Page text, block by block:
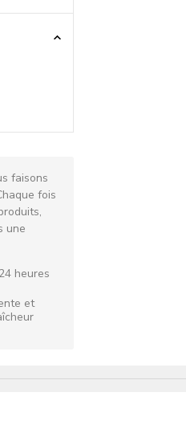
faisons
fois
une
heures
et